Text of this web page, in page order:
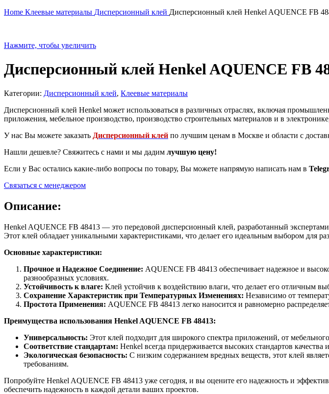
Home Клеевые материалы Дисперсионный клей Дисперсионный клей Henkel AQUENCE FB
Нажмите, чтобы увеличить
Дисперсионный клей Henkel AQUENCE FB
Категории: Дисперсионный клей, Клеевые материалы
Дисперсионный клей Henkel может использоваться в различных отраслях, включая
приложения, мебельное производство, производство строительных материалов и в
У нас Вы можете заказать Дисперсионный клей по лучшим ценам в Москве и области с
Нашли дешевле? Свяжитесь с нами и мы дадим лучшую цену!
Если у Вас остались какие-либо вопросы по товару, Вы можете напрямую написать нам в
Связаться с менеджером
Описание:
Henkel AQUENCE FB 48413 — это передовой дисперсионный клей, разработанный
Этот клей обладает уникальными характеристиками, что делает его идеальным выбором для
Основные характеристики:
Прочное и Надежное Соединение: AQUENCE FB 48413 обеспечивает надежное и
разнообразных условиях.
Устойчивость к влаге: Клей устойчив к воздействию влаги, что делает его отличным
Сохранение Характеристик при Температурных Изменениях: Независимо от
Простота Применения: AQUENCE FB 48413 легко наносится и равномерно
Преимущества использования Henkel AQUENCE FB 48413:
Универсальность: Этот клей подходит для широкого спектра приложений, от
Соответствие стандартам: Henkel всегда придерживается высоких стандартов
Экологическая безопасность: С низким содержанием вредных веществ, этот клей
требованиям.
Попробуйте Henkel AQUENCE FB 48413 уже сегодня, и вы оцените его надежность и
обеспечить надежность в каждой детали ваших проектов.